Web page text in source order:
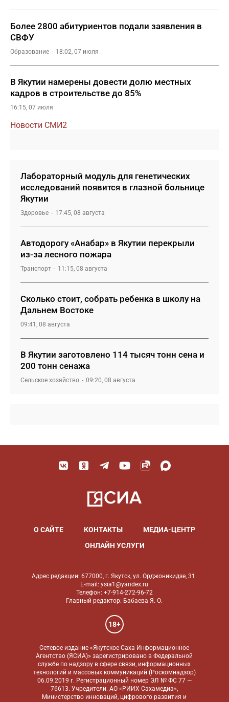
Более 2800 абитуриентов подали заявления в
СВФУ
Образование 18:02, 07 июля
В Якутии намерены довести долю местных
кадров в строительстве до 85%
16:15, 07 июля
Новости СМИ2
Лабораторный модуль для генетических
исследований появится в глазной больнице
Якутии
Здоровье 17:45, 08 августа
Автодорогу «Анабар» в Якутии перекрыли
из-за лесного пожара
Транспорт 11:15, 08 августа
Сколько стоит, собрать ребенка в школу на
Дальнем Востоке
09:41, 08 августа
В Якутии заготовлено 114 тысяч тонн сена и
200 тонн сенажа
Сельское хозяйство 09:20, 08 августа
О САЙТЕ КОНТАКТЫ
МЕДИА-ЦЕНТР
ОНЛАЙН УСЛУГИ
Адрес редакции: 677000, г. Якутск, ул. Орджоникидзе, 31.
E-mail: ysia1@yandex.ru
Телефон: +7-914-272-96-72
Главный редактор: Бабаева Я. О.
18+
Сетевое издание «Якутское-Саха Информационное
Агентство (ЯСИА)» зарегистрировано в Федеральной
службе по надзору в сфере связи, информационных
технологий и массовых коммуникаций (Роскомнадзор)
06.09.2019 г. Регистрационный номер ЭЛ № ФС 77 —
76613. Учредители: АО «РИИХ Сахамедиа»,
Министерство инноваций, цифрового развития и